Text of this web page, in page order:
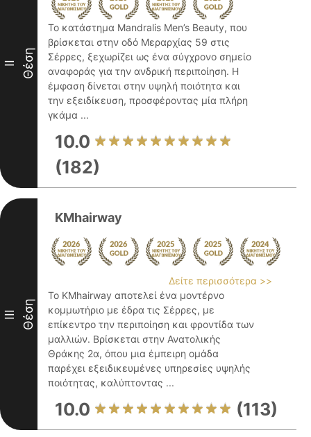
II Θέση
Το κατάστημα Mandralis Men’s Beauty, που
βρίσκεται στην οδό Μεραρχίας 59 στις
Σέρρες, ξεχωρίζει ως ένα σύγχρονο σημείο
αναφοράς για την ανδρική περιποίηση. Η
έμφαση δίνεται στην υψηλή ποιότητα και
την εξειδίκευση, προσφέροντας μία πλήρη
γκάμα ...
10.0
(182)
III Θέση
KMhairway
Δείτε περισσότερα >>
Το KMhairway αποτελεί ένα μοντέρνο
κομμωτήριο με έδρα τις Σέρρες, με
επίκεντρο την περιποίηση και φροντίδα των
μαλλιών. Βρίσκεται στην Ανατολικής
Θράκης 2α, όπου μια έμπειρη ομάδα
παρέχει εξειδικευμένες υπηρεσίες υψηλής
ποιότητας, καλύπτοντας ...
10.0 (113)